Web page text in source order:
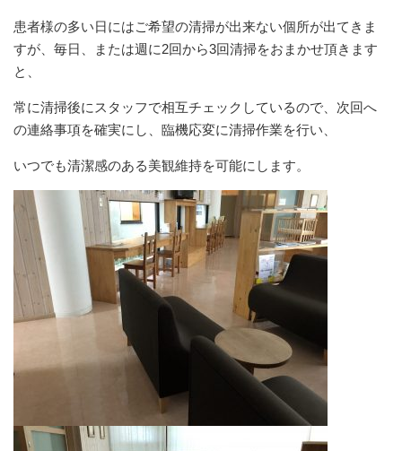
患者様の多い日にはご希望の清掃が出来ない個所が出てきま
すが、毎日、または週に2回から3回清掃をおまかせ頂きます
と、
常に清掃後にスタッフで相互チェックしているので、次回へ
の連絡事項を確実にし、臨機応変に清掃作業を行い、
いつでも清潔感のある美観維持を可能にします。